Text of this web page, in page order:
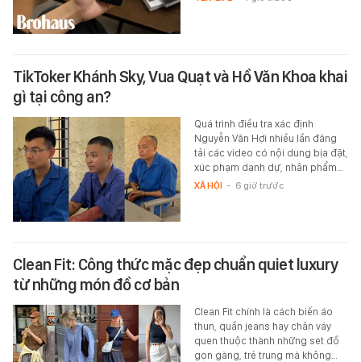
TikToker Khánh Sky, Vua Quạt và Hồ Văn Khoa khai
gì tại công an?
Quá trình điều tra xác định
Nguyễn Văn Hợi nhiều lần đăng
tải các video có nội dung bịa đặt,
xúc phạm danh dự, nhân phẩm…
XÃ HỘI - 6 giờ trước
Clean Fit: Công thức mặc đẹp chuẩn quiet luxury
từ những món đồ cơ bản
Clean Fit chính là cách biến áo
thun, quần jeans hay chân váy
quen thuộc thành những set đồ
gọn gàng, trẻ trung mà không…